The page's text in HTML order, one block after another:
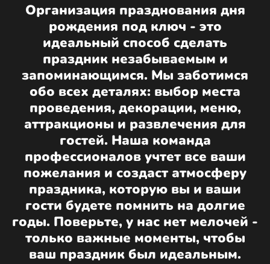
Организация празднования дня
рождения под ключ - это
идеальный способ сделать
праздник незабываемым и
запоминающимся. Мы заботимся
обо всех деталях: выбор места
проведения, декорации, меню,
аттракционы и развлечения для
гостей. Наша команда
профессионалов учтет все ваши
пожелания и создаст атмосферу
праздника, которую вы и ваши
гости будете помнить на долгие
годы. Поверьте, у нас нет мелочей -
только важные моменты, чтобы
ваш праздник был идеальным.